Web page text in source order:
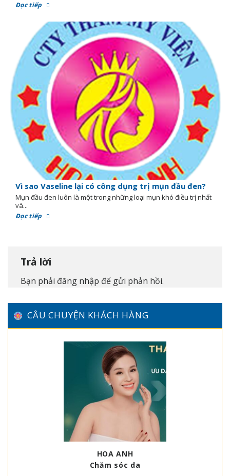
Đọc tiếp
Vì sao Vaseline lại có công dụng trị mụn đầu đen?
Mụn đầu đen luôn là một trong những loại mụn khó điều trị nhất
và...
Đọc tiếp
Trả lời
Bạn phải đăng nhập để gửi phản hồi.
CÂU CHUYỆN KHÁCH HÀNG
HOA ANH
Chăm sóc da